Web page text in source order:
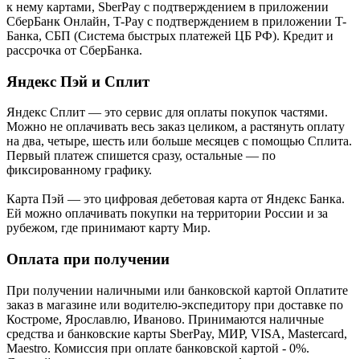
к нему картами, SberPay с подтверждением в приложении
СберБанк Онлайн, T-Pay с подтверждением в приложении T-
Банка, СБП (Система быстрых платежей ЦБ РФ). Кредит и
рассрочка от СберБанка.
Яндекс Пэй и Сплит
Яндекс Cплит — это сервис для оплаты покупок частями.
Можно не оплачивать весь заказ целиком, а растянуть оплату
на два, четыре, шесть или больше месяцев с помощью Сплита.
Первый платеж спишется сразу, остальные — по
фиксированному графику.
Карта Пэй — это цифровая дебетовая карта от Яндекс Банка.
Ей можно оплачивать покупки на территории России и за
рубежом, где принимают карту Мир.
Оплата при получении
При получении наличными или банковской картой Оплатите
заказ в магазине или водителю-экспедитору при доставке по
Костроме, Ярославлю, Иваново. Принимаются наличные
средства и банковские карты SberPay, МИР, VISA, Mastercard,
Maestro. Комиссия при оплате банковской картой - 0%.